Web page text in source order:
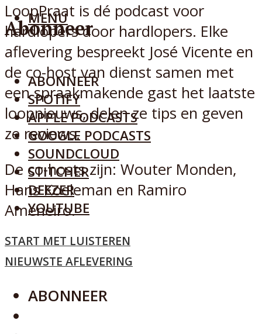
Abonneer
ABONNEER
SPOTIFY
APPLE PODCASTS
GOOGLE PODCASTS
SOUNDCLOUD
STITCHER
DEEZER
YOUTUBE
Doneren
MENU
LoopPraat is dé podcast voor
hardlopers door hardlopers. Elke
aflevering bespreekt José Vicente en
de co-host van dienst samen met
een spraakmakende gast het laatste
loopnieuws, delen ze tips en geven
ze reviews.
De co-hosts zijn: Wouter Monden,
Hans Koeleman en Ramiro
Ameneiro.
START MET LUISTEREN
NIEUWSTE AFLEVERING
ABONNEER